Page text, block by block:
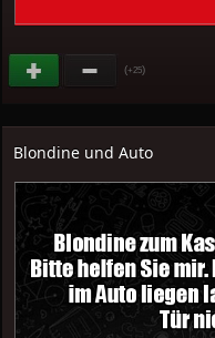
(+25)
Blondine und Auto